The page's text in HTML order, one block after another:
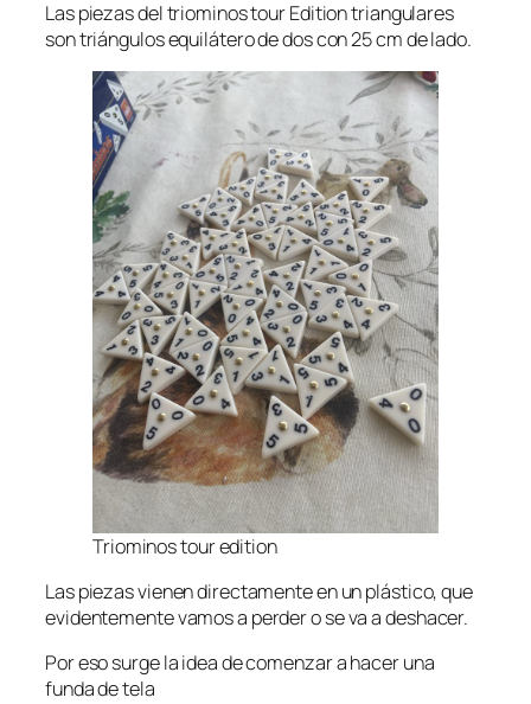
Las piezas del triominos tour Edition triangulares
son triángulos equilátero de dos con 25 cm de lado.
Triominos tour edition
Las piezas vienen directamente en un plástico, que
evidentemente vamos a perder o se va a deshacer.
Por eso surge la idea de comenzar a hacer una
funda de tela